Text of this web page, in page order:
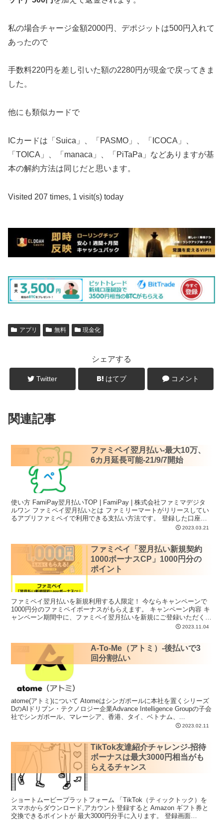
私の場合チャージ金額2000円、デポジットは500円入れて
あったので
手数料220円を差し引いた額の2280円が現金で戻ってきま
した。
他にも類似カードで
ICカードは「Suica」、「PASMO」、「ICOCA」、
「TOICA」、「manaca」、「PiTaPa」などありますが基
本の解約方法は同じだと思います。
Visited 207 times, 1 visit(s) today
アプリ 無料 現金化
シェアする
Twitter はてブ コメント
関連記事
ファミペイ翌月払い-最大10万、
6カ月延長可能-21/9/7開始
使い方 FamiPay翌月払いTOP | FamiPay | 株式会社ファミマデジタ
ルワン ファミペイ翌月払いとは ファミリーマートがリリースしてい
るアプリファミペイで利用できる支払い方法です。 登録した口座内
2023.03.21
ファミペイ「翌月払い新規契約
1000ボーナスCP」1000円分の
ポイント
ファミペイ翌月払いを新規利用する人限定！ 今ならキャンペーンで
1000円分のファミペイボーナスがもらえます。 キャンペーン内容 キ
ャンペーン期間中に、ファミペイ翌月払いを新規にご登録いただく
2023.11.04
A-To-Me（アトミ）-後払いで3
回分割払い
atome(アトミ)について Atomeはシンガポールに本社を置くシリーズ
DのAIドリブン・テクノロジー企業Advance Intelligence Groupの子会
社でシンガポール、マレーシア、香港、タイ、ベトナム、...
2023.02.11
TikTok友達紹介チャレンジ-招待
ボーナスは最大3000円相当がも
らえるチャンス
ショートムービープラットフォーム 「TikTok（ティックトック）を
スマホからダウンロード,アカウント登録すると Amazon ギフト券と
交換できるポイントが 最大3000円分手に入ります。 登録画面